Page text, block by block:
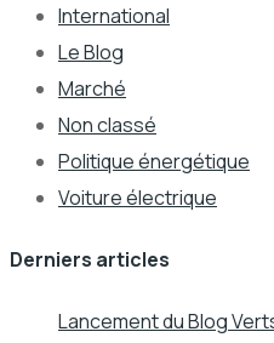
International
Le Blog
Marché
Non classé
Politique énergétique
Voiture électrique
Derniers articles
Lancement du Blog